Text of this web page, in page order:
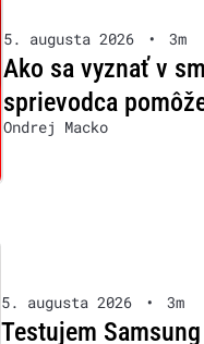
5. augusta 2026 • 3m
Ako sa vyznať v
sprievodca
Ondrej Macko
5. augusta 2026 • 3m
Testujem